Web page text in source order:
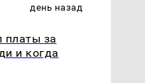
день назад
платы за
и когда